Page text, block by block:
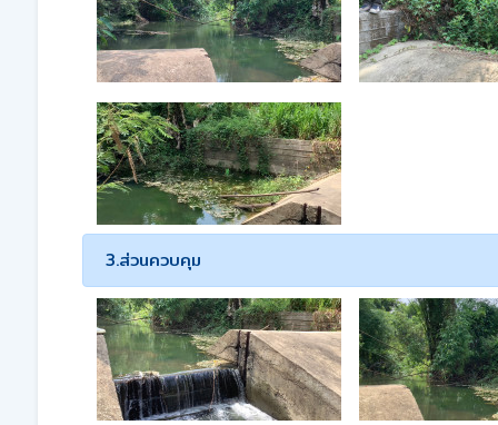
3.ส่วนควบคุม